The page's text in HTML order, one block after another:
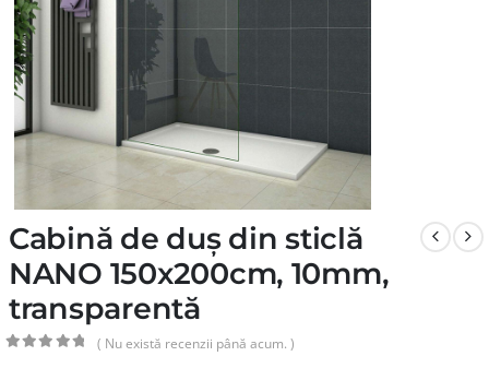
Cabină de duș din sticlă
NANO 150x200cm, 10mm,
transparentă
( Nu există recenzii până acum. )